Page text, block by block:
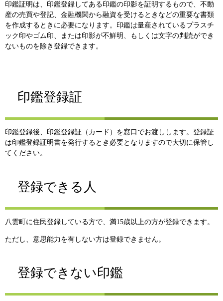
印鑑証明は、印鑑登録してある印鑑の印影を証明するもので、不動
産の売買や登記、金融機関から融資を受けるときなどの重要な書類
を作成するときに必要になります。印鑑は量産されているプラスチ
ック印やゴム印、または印影が不鮮明、もしくは文字の判読ができ
ないものを除き登録できます。
印鑑登録証
印鑑登録後、印鑑登録証（カード）を窓口でお渡しします。登録証
は印鑑登録証明書を発行するとき必要となりますので大切に保管し
てください。
登録できる人
八雲町に住民登録している方で、満15歳以上の方が登録できます。
ただし、意思能力を有しない方は登録できません。
登録できない印鑑